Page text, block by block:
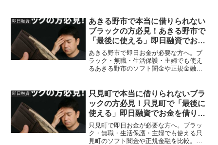
即日融資
あきる野市で本当に借りられない
ブラックの方必見！あきる野市で
「最後に使える」即日融資でお金
を借りる方法を紹介！
あきる野市で即日お金が必要な方へ。ブ
ラック・無職・生活保護・主婦でも使え
るあきる野市のソフト闇金や正規金融を
即日融資
只見町で本当に借りられないブラ
ックの方必見！只見町で「最後に
使える」即日融資でお金を借りる
方法を紹介！
只見町で即日お金が必要な方へ。ブラッ
ク・無職・生活保護・主婦でも使える只
見町のソフト闇金や正規金融を比較。安